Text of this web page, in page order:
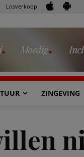
Losverkoop
ZINGEVING